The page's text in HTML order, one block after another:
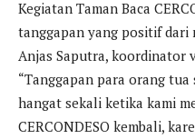
Kegiatan Taman Baca
tanggapan yang positif dari
Anjas Saputra, koordinator
“Tanggapan para orang
hangat sekali ketika kami
CERCONDESO kembali,